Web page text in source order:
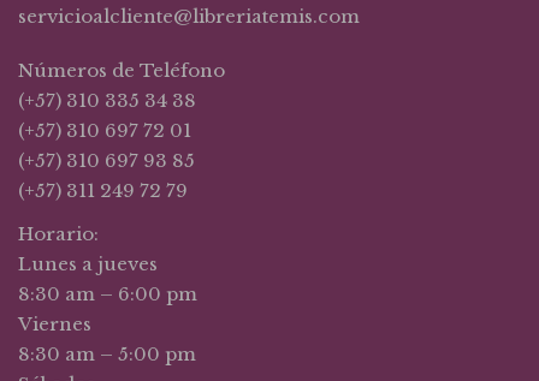
servicioalcliente@libreriatemis.com
Números de Teléfono
(+57) 310 335 34 38
(+57) 310 697 72 01
(+57) 310 697 93 85
(+57) 311 249 72 79
Horario:
Lunes a jueves
8:30 am – 6:00 pm
Viernes
8:30 am – 5:00 pm